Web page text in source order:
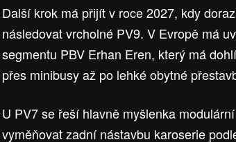
Další krok má přijít v roce 2027, kdy
následovat vrcholné PV9. V Evropě má
segmentu PBV Erhan Eren, který má
přes minibusy až po lehké obytné
U PV7 se řeší hlavně myšlenka
vyměňovat zadní nástavbu karoserie